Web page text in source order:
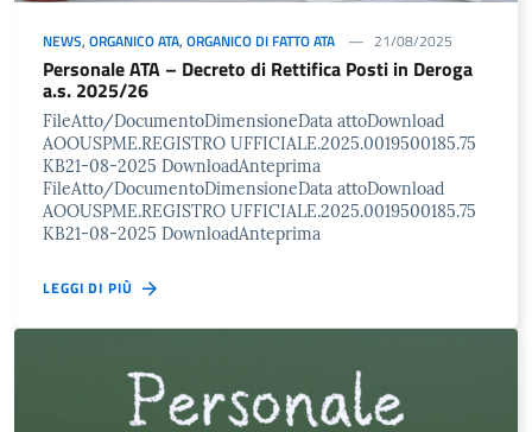
NEWS, ORGANICO ATA, ORGANICO DI FATTO ATA 21/08/2025
Personale ATA – Decreto di Rettifica Posti in Deroga
a.s. 2025/26
FileAtto/DocumentoDimensioneData attoDownload
AOOUSPME.REGISTRO UFFICIALE.2025.0019500185.75
KB21-08-2025 DownloadAnteprima
FileAtto/DocumentoDimensioneData attoDownload
AOOUSPME.REGISTRO UFFICIALE.2025.0019500185.75
KB21-08-2025 DownloadAnteprima
LEGGI DI PIÙ